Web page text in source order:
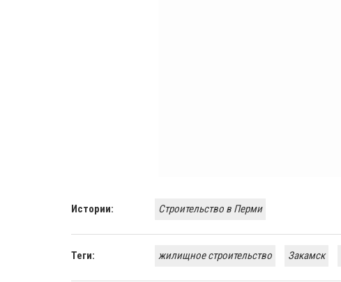
Истории: Строительство в Перми
Теги: жилищное строительство Закамск